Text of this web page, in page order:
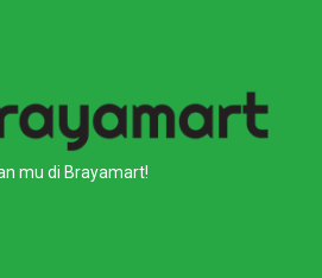
mu di Brayamart!